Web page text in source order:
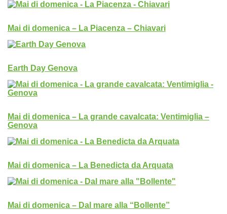
Mai di domenica – La Piacenza – Chiavari
Earth Day Genova
Mai di domenica – La grande cavalcata: Ventimiglia –
Genova
Mai di domenica – La Benedicta da Arquata
Mai di domenica – Dal mare alla “Bollente”